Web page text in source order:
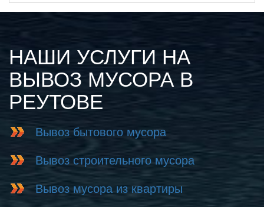
НАШИ УСЛУГИ НА
ВЫВОЗ МУСОРА В
РЕУТОВЕ
Вывоз бытового мусора
Вывоз строительного мусора
Вывоз мусора из квартиры